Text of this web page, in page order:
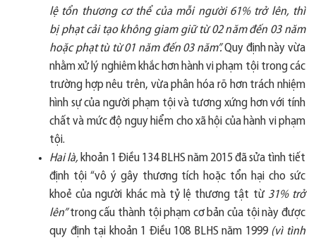
lệ tổn thương cơ thể của mỗi người 61% trở lên, thì
bị phạt cải tạo không giam giữ từ 02 năm đến 03 năm
hoặc phạt tù từ 01 năm đến 03 năm”.Quy định này vừa
nhằm xử lý nghiêm khắc hơn hành vi phạm tội trong các
trường hợp nêu trên, vừa phân hóa rõ hơn trách nhiệm
hình sự của người phạm tội và tương xứng hơn với tính
chất và mức độ nguy hiểm cho xã hội của hành vi phạm
tội.
Hai là, khoản 1 Điều 134 BLHS năm 2015 đã sửa tình tiết
định tội “vô ý gây thương tích hoặc tổn hại cho sức
khoẻ của người khác mà tỷ lệ thương tật từ 31% trở
lên”trong cấu thành tội phạm cơ bản của tội này được
quy định tại khoản 1 Điều 108 BLHS năm 1999 (vì tình